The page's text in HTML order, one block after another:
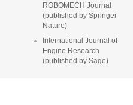
ROBOMECH Journal
(published by Springer
Nature)
International Journal of
Engine Research
(published by Sage)